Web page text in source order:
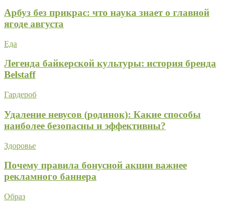
Арбуз без прикрас: что наука знает о главной
ягоде августа
Еда
Легенда байкерской культуры: история бренда
Belstaff
Гардероб
Удаление невусов (родинок): Какие способы
наиболее безопасны и эффективны?
Здоровье
Почему правила бонусной акции важнее
рекламного баннера
Образ